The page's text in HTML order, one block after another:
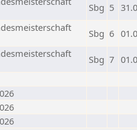
Sbg 5
Sbg 6
Sbg 7